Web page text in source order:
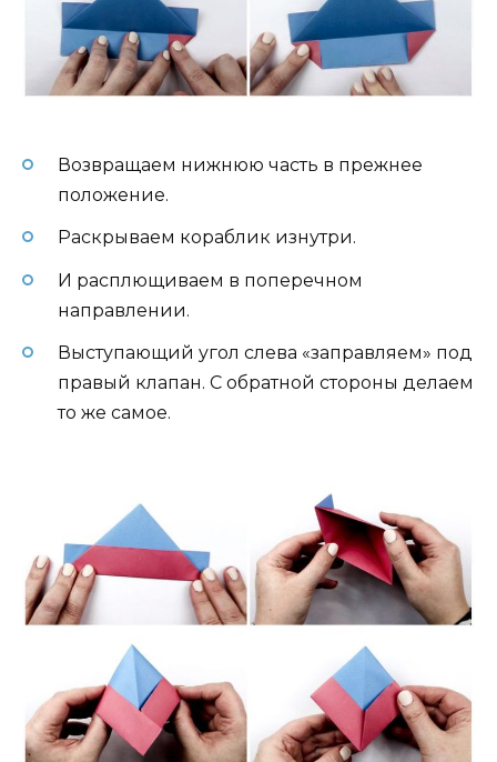
Возвращаем нижнюю часть в прежнее
положение.
Раскрываем кораблик изнутри.
И расплющиваем в поперечном
направлении.
Выступающий угол слева «заправляем» под
правый клапан. С обратной стороны делаем
то же самое.